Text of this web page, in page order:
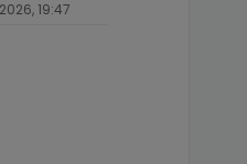
19:47